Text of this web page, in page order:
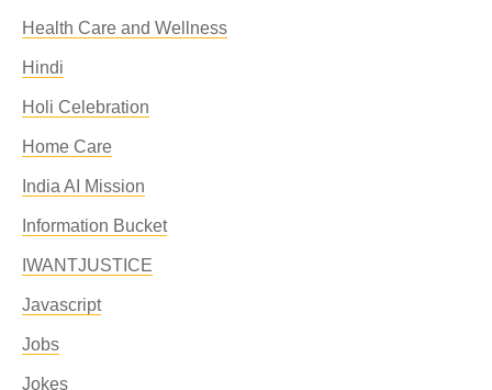
Health Care and Wellness
Hindi
Holi Celebration
Home Care
India AI Mission
Information Bucket
IWANTJUSTICE
Javascript
Jobs
Jokes